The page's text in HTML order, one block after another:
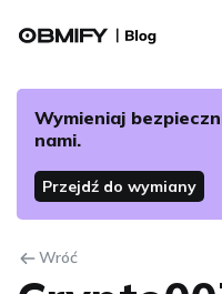
Jak
Wymieniaj
nami.
Przejdź do wymiany
Wróć